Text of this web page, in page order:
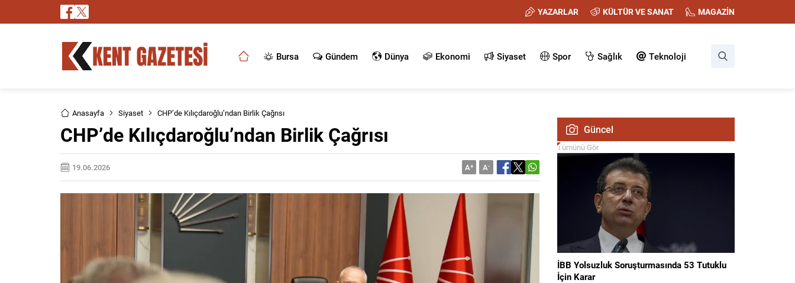
YAZARLAR KÜLTÜR VE SANAT MAGAZİN
Bursa Gündem Dünya Ekonomi Siyaset Spor Sağlık Teknoloji
Anasayfa Siyaset CHP’de Kılıçdaroğlu’ndan Birlik Çağrısı
CHP’de Kılıçdaroğlu’ndan Birlik Çağrısı
19.06.2026 A+ A-
Güncel
Tümünü Gör
İBB Yolsuzluk Soruşturmasında 53 Tutuklu
İçin Karar